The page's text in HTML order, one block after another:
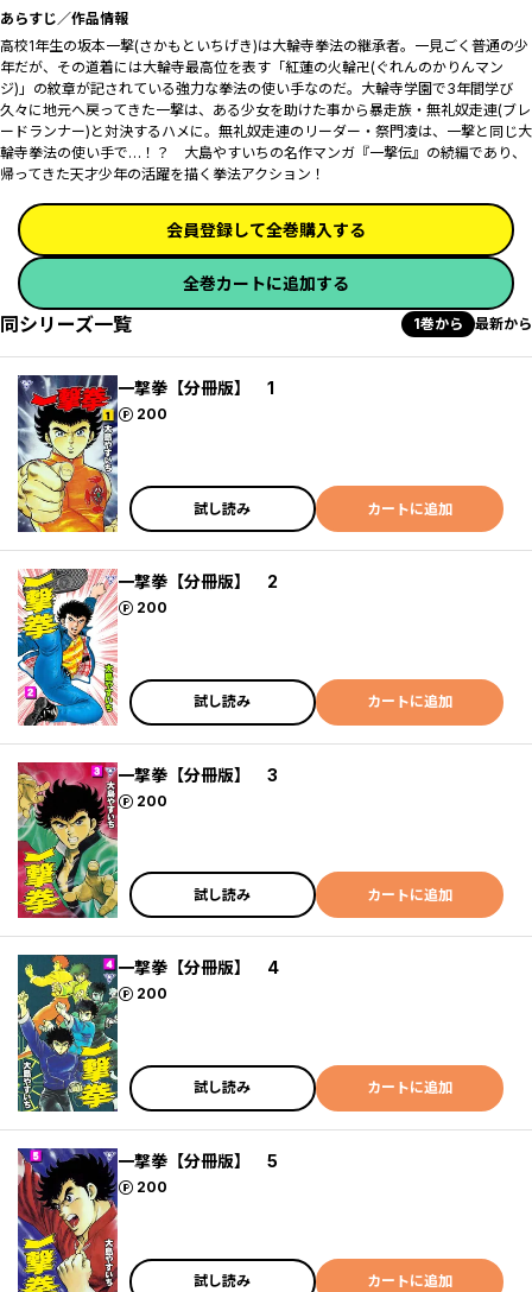
あらすじ／作品情報
高校1年生の坂本一撃(さかもといちげき)は大輪寺拳法の継承者。一見ごく普通の少
年だが、その道着には大輪寺最高位を表す「紅蓮の火輪卍(ぐれんのかりんマン
ジ)」の紋章が記されている強力な拳法の使い手なのだ。大輪寺学園で3年間学び
久々に地元へ戻ってきた一撃は、ある少女を助けた事から暴走族・無礼奴走連(ブレ
ードランナー)と対決するハメに。無礼奴走連のリーダー・祭門凌は、一撃と同じ大
輪寺拳法の使い手で…！？ 大島やすいちの名作マンガ『一撃伝』の続編であり、
帰ってきた天才少年の活躍を描く拳法アクション！
会員登録して全巻購入する
全巻カートに追加する
同シリーズ一覧 1巻から 最新から
一撃拳【分冊版】 1
200
ポイント
試し読み カートに追加
一撃拳【分冊版】 2
200
ポイント
試し読み カートに追加
一撃拳【分冊版】 3
200
ポイント
試し読み カートに追加
一撃拳【分冊版】 4
200
ポイント
試し読み カートに追加
一撃拳【分冊版】 5
200
ポイント
試し読み カートに追加